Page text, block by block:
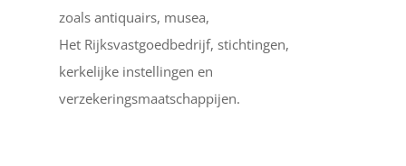
zoals antiquairs, musea,
Het Rijksvastgoedbedrijf, stichtingen,
kerkelijke instellingen en
verzekeringsmaatschappijen.